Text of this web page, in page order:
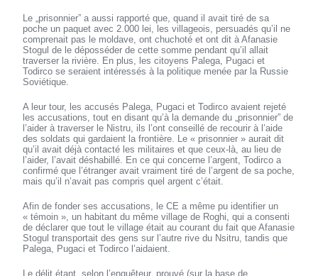
Le „prisonnier” a aussi rapporté que, quand il avait tiré de sa
poche un paquet avec 2.000 lei, les villageois, persuadés qu’il ne
comprenait pas le moldave, ont chuchoté et ont dit à Afanasie
Stogul de le déposséder de cette somme pendant qu’il allait
traverser la rivière. En plus, les citoyens Palega, Pugaci et
Todirco se seraient intéressés à la politique menée par la Russie
Soviétique.
A leur tour, les accusés Palega, Pugaci et Todirco avaient rejeté
les accusations, tout en disant qu’à la demande du „prisonnier” de
l’aider à traverser le Nistru, ils l’ont conseillé de recourir à l’aide
des soldats qui gardaient la frontière. Le « prisonnier » aurait dit
qu’il avait déjà contacté les militaires et que ceux-là, au lieu de
l’aider, l’avait déshabillé. En ce qui concerne l’argent, Todirco a
confirmé que l’étranger avait vraiment tiré de l’argent de sa poche,
mais qu’il n’avait pas compris quel argent c’était.
Afin de fonder ses accusations, le CE a même pu identifier un
« témoin », un habitant du même village de Roghi, qui a consenti
de déclarer que tout le village était au courant du fait que Afanasie
Stogul transportait des gens sur l’autre rive du Nsitru, tandis que
Palega, Pugaci et Todirco l’aidaient.
Le délit étant, selon l’enquêteur, prouvé (sur la base de